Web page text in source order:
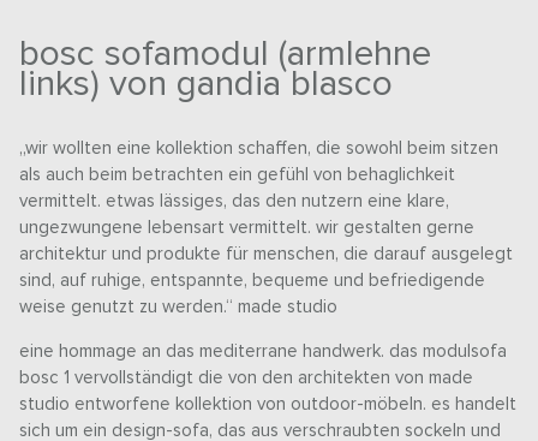
bosc sofamodul (armlehne
links) von gandia blasco
„wir wollten eine kollektion schaffen, die sowohl beim sitzen
als auch beim betrachten ein gefühl von behaglichkeit
vermittelt. etwas lässiges, das den nutzern eine klare,
ungezwungene lebensart vermittelt. wir gestalten gerne
architektur und produkte für menschen, die darauf ausgelegt
sind, auf ruhige, entspannte, bequeme und befriedigende
weise genutzt zu werden.“ made studio
eine hommage an das mediterrane handwerk. das modulsofa
bosc 1 vervollständigt die von den architekten von made
studio entworfene kollektion von outdoor-möbeln. es handelt
sich um ein design-sofa, das aus verschraubten sockeln und